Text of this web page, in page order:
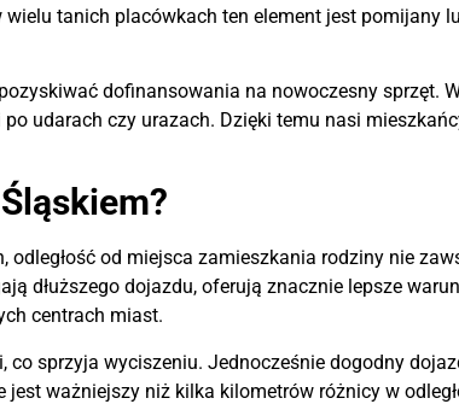
tanich placówkach ten element jest pomijany
dofinansowania na nowoczesny sprzęt.
udarach czy urazach. Dzięki temu nasi
odległość od miejsca zamieszkania rodziny nie
dłuższego dojazdu, oferują znacznie lepsze
centrach miast.
sprzyja wyciszeniu. Jednocześnie dogodny
ważniejszy niż kilka kilometrów różnicy w